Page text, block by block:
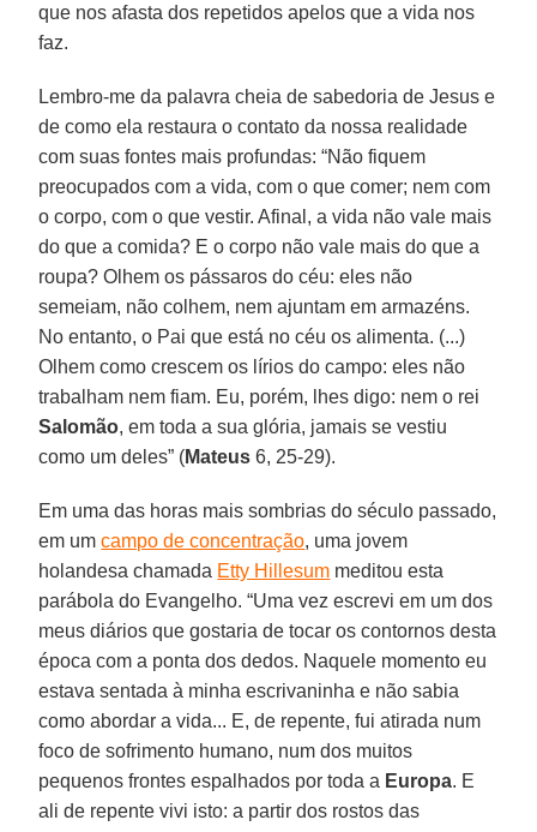
que nos afasta dos repetidos apelos que a vida nos
faz.
Lembro-me da palavra cheia de sabedoria de Jesus e
de como ela restaura o contato da nossa realidade
com suas fontes mais profundas: “Não fiquem
preocupados com a vida, com o que comer; nem com
o corpo, com o que vestir. Afinal, a vida não vale mais
do que a comida? E o corpo não vale mais do que a
roupa? Olhem os pássaros do céu: eles não
semeiam, não colhem, nem ajuntam em armazéns.
No entanto, o Pai que está no céu os alimenta. (...)
Olhem como crescem os lírios do campo: eles não
trabalham nem fiam. Eu, porém, lhes digo: nem o rei
Salomão, em toda a sua glória, jamais se vestiu
como um deles” (Mateus 6, 25-29).
Em uma das horas mais sombrias do século passado,
em umcampo de concentração, uma jovem
holandesa chamada Etty Hillesum meditou esta
parábola do Evangelho. “Uma vez escrevi em um dos
meus diários que gostaria de tocar os contornos desta
época com a ponta dos dedos. Naquele momento eu
estava sentada à minha escrivaninha e não sabia
como abordar a vida... E, de repente, fui atirada num
foco de sofrimento humano, num dos muitos
pequenos frontes espalhados por toda a Europa. E
ali de repente vivi isto: a partir dos rostos das